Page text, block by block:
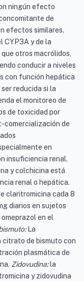
ningún efecto
de
efectos similares.
CYP3A y de la
otros macrólidos,
conducir a niveles
con función hepática
reducida si la
el monitoreo de
de toxicidad por
comercialización de
en
insuficiencia renal.
y colchicina está
renal o hepática.
claritromicina cada 8
diarios en sujetos
en el
La
de bismuto con
plasmática de
Zidovudina:la
y zidovudina